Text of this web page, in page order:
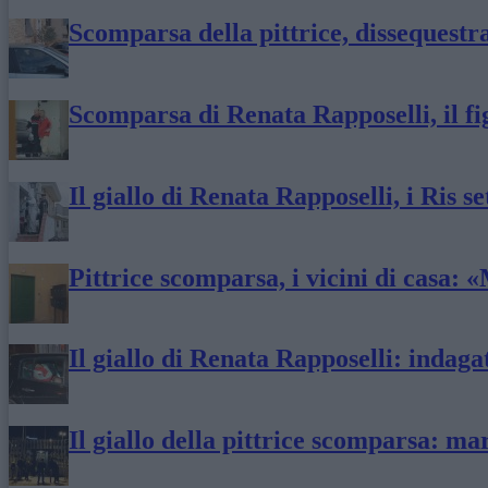
Scomparsa della pittrice,
Scomparsa di Renata Rapposelli, il
Il giallo di Renata Rapposelli, i Ris
Pittrice scomparsa, i vicini di casa:
Il giallo di Renata Rapposelli:
Il giallo della pittrice scomparsa: